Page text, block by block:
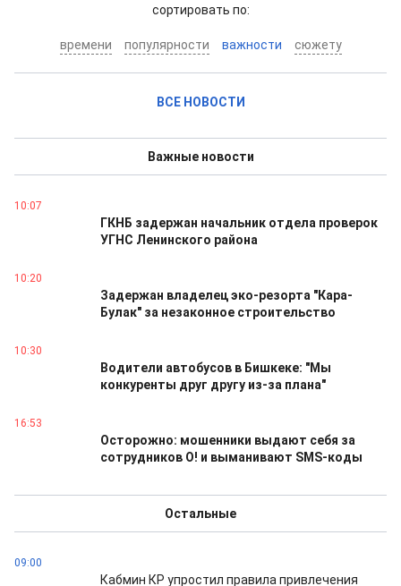
cортировать по:
времени популярности важности сюжету
ВСЕ НОВОСТИ
Важные новости
10:07
ГКНБ задержан начальник отдела проверок
УГНС Ленинского района
10:20
Задержан владелец эко-резорта "Кара-
Булак" за незаконное строительство
10:30
Водители автобусов в Бишкеке: "Мы
конкуренты друг другу из-за плана"
16:53
Осторожно: мошенники выдают себя за
сотрудников О! и выманивают SMS-коды
Остальные
09:00
Кабмин КР упростил правила привлечения